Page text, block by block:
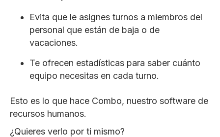
Evita que le asignes turnos a miembros del
personal que están de baja o de
vacaciones.
Te ofrecen estadísticas para saber cuánto
equipo necesitas en cada turno.
Esto es lo que hace Combo, nuestro software de
recursos humanos.
¿Quieres verlo por ti mismo?